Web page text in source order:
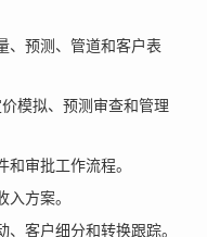
、预测、管道和客户表
模拟、预测审查和管理
审批工作流程。
方案。
客户细分和转换跟踪。